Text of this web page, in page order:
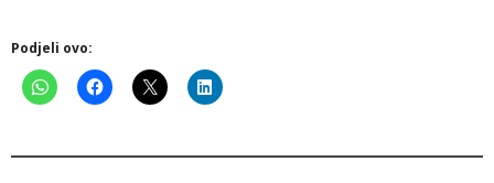
Podjeli ovo: